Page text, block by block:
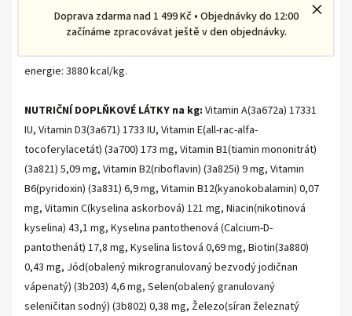
Doprava zdarma nad 1 499 Kč • Objednávky do 12:00
začínáme zpracovávat ještě v den objednávky.
ANALYTICKÉ ZNAKY:Hrubý protein 24 %, Hrubé tuky 14 %,
Hrubá vláknina 3,4 %, Hrubý popel 7,3 %, Vápník 1,1 %, Fosfor
0,85 %, Sodík 0,15 %, Vlhkost max. 10 %. Metabolizovatelná
energie: 3880 kcal/kg.
NUTRIČNÍ DOPLŇKOVÉ LÁTKY na kg: Vitamin A(3a672a) 17331
IU, Vitamin D3(3a671) 1733 IU, Vitamin E(all-rac-alfa-
tocoferylacetát) (3a700) 173 mg, Vitamin B1(tiamin mononitrát)
(3a821) 5,09 mg, Vitamin B2(riboflavin) (3a825i) 9 mg, Vitamin
B6(pyridoxin) (3a831) 6,9 mg, Vitamin B12(kyanokobalamin) 0,07
mg, Vitamin C(kyselina askorbová) 121 mg, Niacin(nikotinová
kyselina) 43,1 mg, Kyselina pantothenová (Calcium-D-
pantothenát) 17,8 mg, Kyselina listová 0,69 mg, Biotin(3a880)
0,43 mg, Jód(obalený mikrogranulovaný bezvodý jodičnan
vápenatý) (3b203) 4,6 mg, Selen(obalený granulovaný
seleničitan sodný) (3b802) 0,38 mg, Železo(síran železnatý